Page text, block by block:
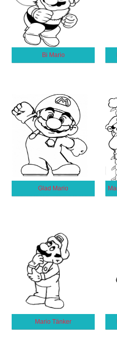
Bi Mario
Glad Mario
Mario Tänker